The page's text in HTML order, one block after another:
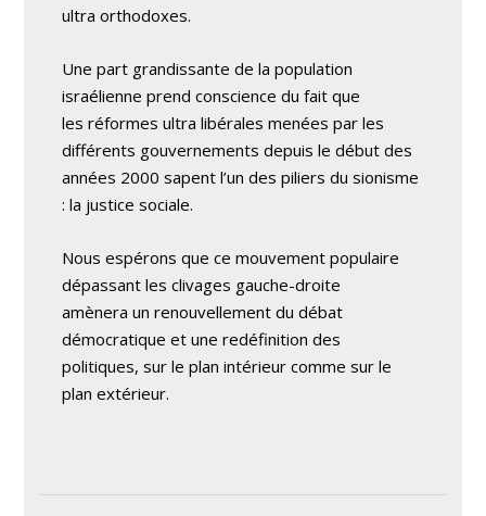
ultra orthodoxes.
Une part grandissante de la population
israélienne prend conscience du fait que
les réformes ultra libérales menées par les
différents gouvernements depuis le début des
années 2000 sapent l’un des piliers du sionisme
: la justice sociale.
Nous espérons que ce mouvement populaire
dépassant les clivages gauche-droite
amènera un renouvellement du débat
démocratique et une redéfinition des
politiques, sur le plan intérieur comme sur le
plan extérieur.